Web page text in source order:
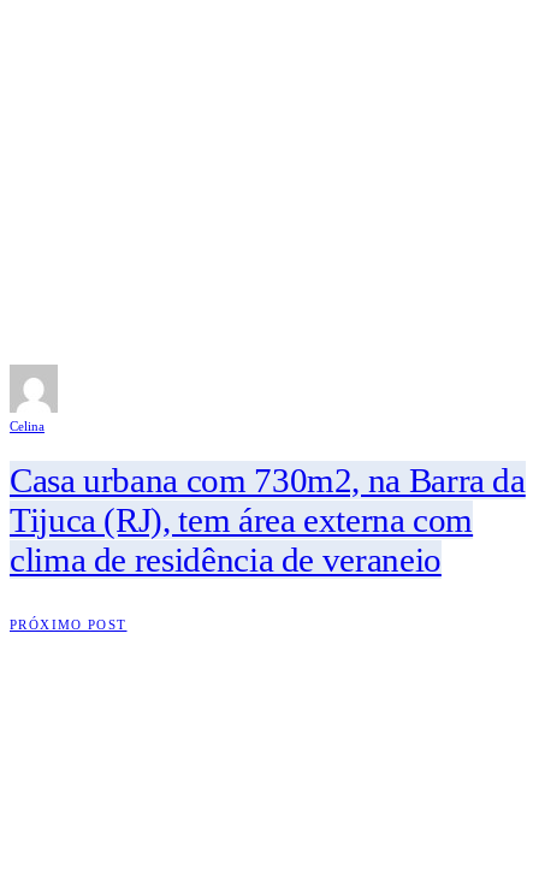
Celina
Casa urbana com 730m2, na Barra da
Tijuca (RJ), tem área externa com
clima de residência de veraneio
PRÓXIMO POST